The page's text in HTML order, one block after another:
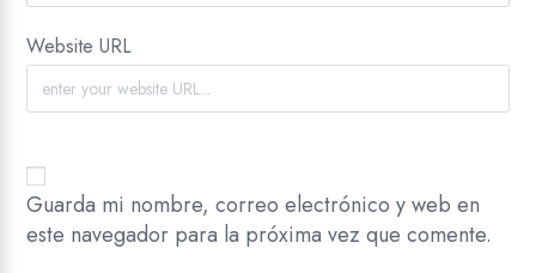
Website URL
Guarda mi nombre, correo electrónico y web en
este navegador para la próxima vez que comente.